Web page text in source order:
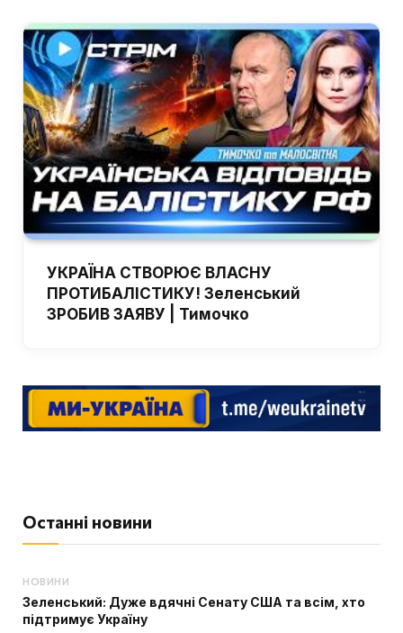
УКРАЇНА СТВОРЮЄ ВЛАСНУ
ПРОТИБАЛІСТИКУ! Зеленський
ЗРОБИВ ЗАЯВУ | Тимочко
Останні новини
НОВИНИ
Зеленський: Дуже вдячні Сенату США та всім, хто
підтримує Україну